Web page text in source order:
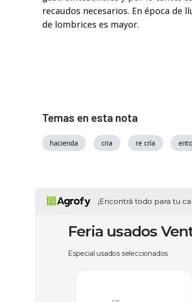
recaudos necesarios. En época de
de lombrices es mayor.
Temas en esta nota
hacienda cria re cría
¡Encontrá todo para tu
Feria usados
Especial usados seleccionados